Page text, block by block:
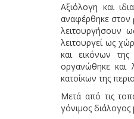
Αξιόλογη και
αναφέρθηκε στον
λειτουργήσουν
λειτουργεί ως
και εικόνων
οργανώθηκε και
κατοίκων της
Μετά από τις
γόνιμος